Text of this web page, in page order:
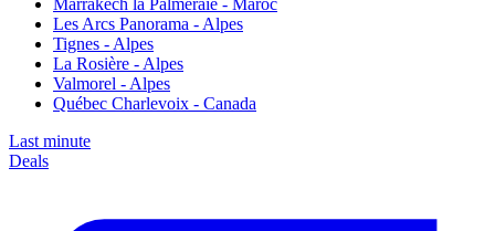
Marrakech la Palmeraie - Maroc
Les Arcs Panorama - Alpes
Tignes - Alpes
La Rosière - Alpes
Valmorel - Alpes
Québec Charlevoix - Canada
Last minute
Deals